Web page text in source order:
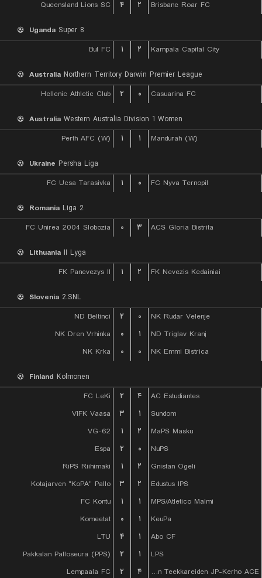
Queensland Lions SC
۴ ۲ Brisbane Roar FC
Uganda Super 8
Bul FC
۱ ۲ Kampala Capital City
Australia Northern Territory Darwin Premier League
Hellenic Athletic Club
۲ ۰ Casuarina FC
Australia Western Australia Division 1 Women
Perth AFC (W)
۱ ۱ Mandurah (W)
Ukraine Persha Liga
FC Ucsa Tarasivka
۱ ۰ FC Nyva Ternopil
Romania Liga 2
FC Unirea 2004 Slobozia
۰ ۳ ACS Gloria Bistrita
Lithuania II Lyga
FK Panevezys II
۱ ۲ FK Nevezis Kedainiai
Slovenia 2.SNL
ND Beltinci
۲ ۰
NK Rudar Velenje
NK Dren Vrhinka
۰ ۱
ND Triglav Kranj
NK Krka
۰ ۰ NK Emmi Bistrica
Finland Kolmonen
FC LeKi
۲ ۴
AC Estudiantes
VIFK Vaasa
۳ ۱
Sundom
VG-62
۱ ۲
MaPS Masku
Espa
۲ ۰
NuPS
RiPS Riihimaki
۱ ۲
Gnistan Ogeli
Kotajarven "KoPA" Pallo
۳ ۲
Edustus IPS
FC Kontu
۱ ۱
MPS/Atletico Malmi
Komeetat
۰ ۱
KeuPa
LTU
۴ ۱
Abo CF
Pakkalan Palloseura (PPS)
۲ ۱
LPS
Lempaala FC
۲ ۴
Tampereen Teekkareiden JP-Kerho ACE